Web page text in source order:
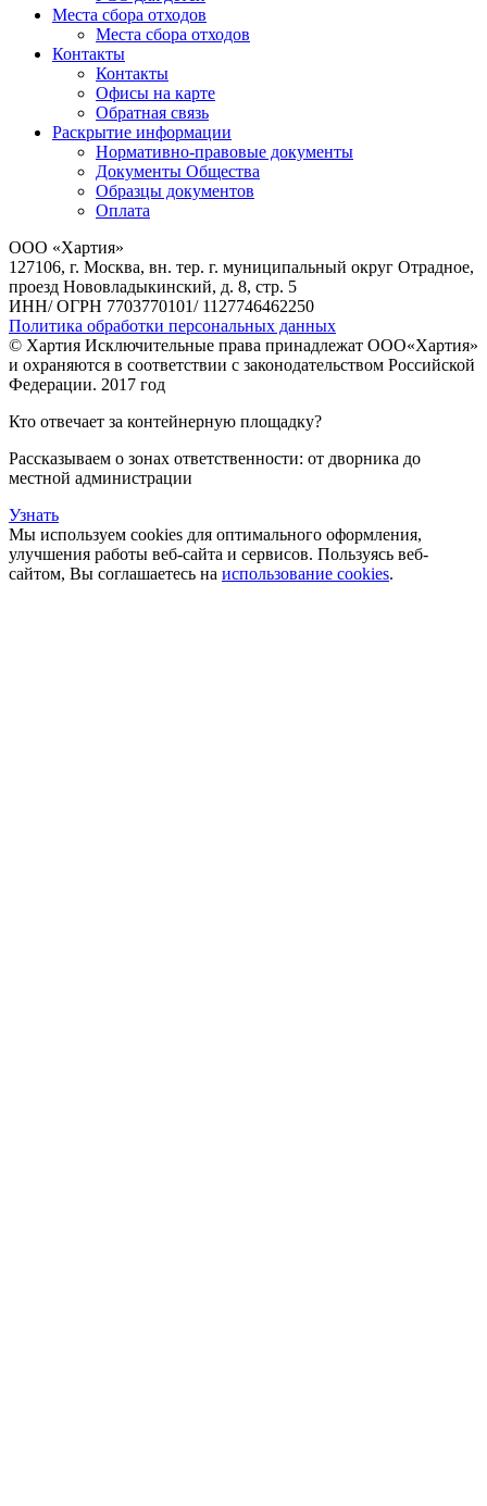
Места сбора отходов
Места сбора отходов
Контакты
Контакты
Офисы на карте
Обратная связь
Раскрытие информации
Нормативно-правовые документы
Документы Общества
Образцы документов
Оплата
ООО «Хартия»
127106, г. Москва, вн. тер. г. муниципальный округ Отрадное,
проезд Нововладыкинский, д. 8, стр. 5
ИНН/ ОГРН 7703770101/ 1127746462250
Политика обработки персональных данных
© Хартия Исключительные права принадлежат ООО«Хартия»
и охраняются в соответствии с законодательством Российской
Федерации. 2017 год
Кто отвечает за контейнерную площадку?
Рассказываем о зонах ответственности: от дворника до
местной администрации
Узнать
Мы используем cookies для оптимального оформления,
улучшения работы веб-сайта и сервисов. Пользуясь веб-
сайтом, Вы соглашаетесь на использование cookies.